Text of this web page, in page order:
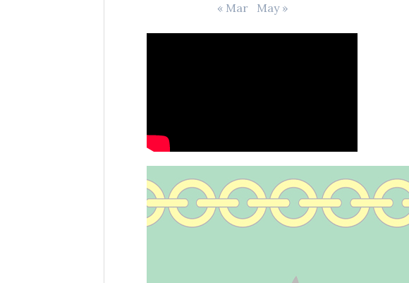
« Mar May »